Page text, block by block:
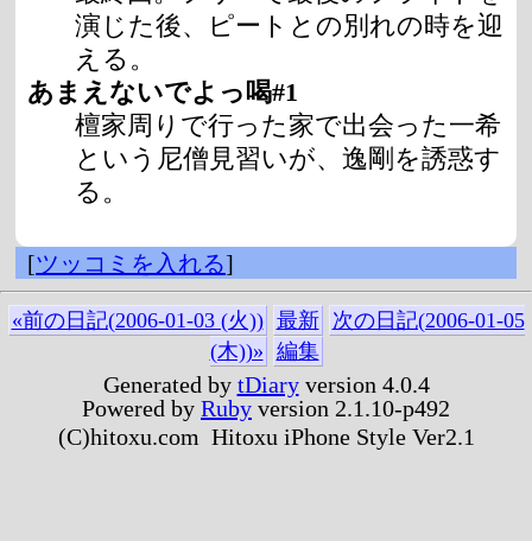
演じた後、ピートとの別れの時を迎
える。
あまえないでよっ喝#1
檀家周りで行った家で出会った一希
という尼僧見習いが、逸剛を誘惑す
る。
[ツッコミを入れる]
«前の日記(2006-01-03 (火)) 最新
次の日記(2006-01-05
(木))» 編集
Generated by tDiaryversion 4.0.4
Powered by Ruby version 2.1.10-p492